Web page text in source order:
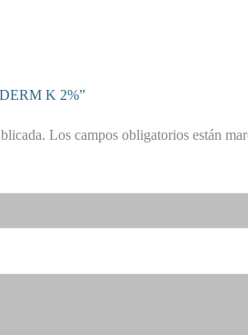
K 2%”
Los campos obligatorios están